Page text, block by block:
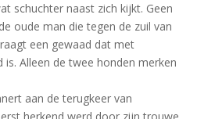
schuchter naast zich kijkt. Geen
oude man die tegen de zuil van
een gewaad dat met
is. Alleen de twee honden merken
aan de terugkeer van